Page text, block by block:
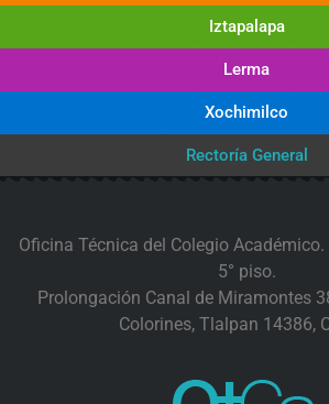
Iztapalapa
Lerma
Xochimilco
Rectoría General
Oficina Técnica del Colegio Académico.
5° piso.
Prolongación Canal de Miramontes
Colorines, Tlalpan 14386,